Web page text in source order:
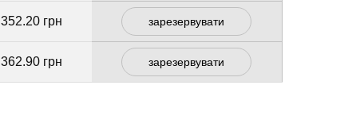
352.20 грн зарезервувати
362.90 грн зарезервувати